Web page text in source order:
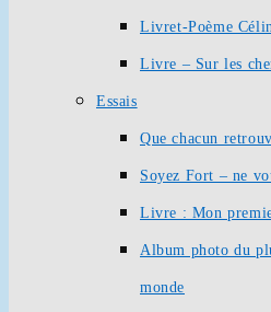
Livret-Poème
Livre – Sur les
Essais
Que chacun
Soyez Fort – ne
Livre : Mon
Album photo du
monde